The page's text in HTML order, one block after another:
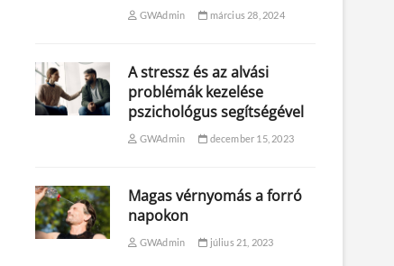
GWAdmin március 28, 2024
A stressz és az alvási
problémák kezelése
pszichológus segítségével
GWAdmin december 15, 2023
Magas vérnyomás a forró
napokon
GWAdmin július 21, 2023